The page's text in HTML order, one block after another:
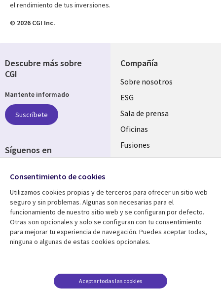
el rendimiento de tus inversiones.
© 2026 CGI Inc.
Compañía
Useful
links
SPAIN
Sobre nosotros
ESG
Sala de prensa
Oficinas
Fusiones
Inversores
Centro de Recursos
Library
Links
Artículos
Blogs
Casos de éxito
Ayuda
Legal
SPAIN
Aviso Legal
Política de Privacidad
Gestión de cookies
Descubre más sobre
CGI
Mantente informado
Suscríbete
Síguenos en
Media
SPAIN
Consentimiento de cookies
Utilizamos cookies propias y de terceros para ofrecer un sitio web
seguro y sin problemas. Algunas son necesarias para el
funcionamiento de nuestro sitio web y se configuran por defecto.
Otras son opcionales y solo se configuran con tu consentimiento
para mejorar tu experiencia de navegación. Puedes aceptar todas,
ninguna o algunas de estas cookies opcionales.
Aceptar todas las cookies